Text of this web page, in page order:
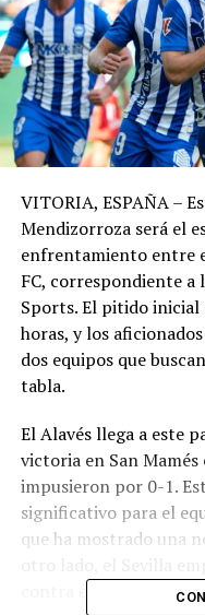
VITORIA, ESPAÑA –
Mendizorroza será el
enfrentamiento entre
FC, correspondiente a
Sports. El pitido inicial
horas, y los
dos equipos que
tabla.
El Alavés llega a este
victoria en San
impusieron por 0-1.
significativo para el
que ha mostrado una
contra el Elche en el